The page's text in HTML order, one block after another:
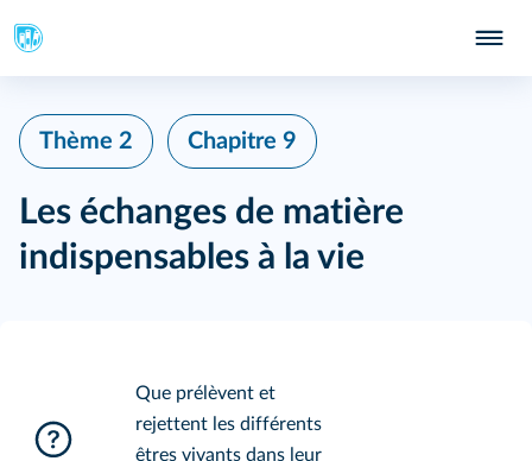
Thème 2 Chapitre 9
Les échanges de matière
indispensables à la vie
Que prélèvent et
rejettent les différents
êtres vivants dans leur